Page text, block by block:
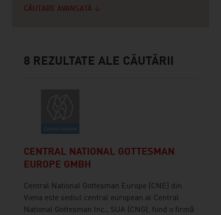
CĂUTARE AVANSATĂ
8 REZULTATE ALE CĂUTĂRII
CENTRAL NATIONAL GOTTESMAN
EUROPE GMBH
Central National Gottesman Europe (CNE) din
Viena este sediul central european al Central
National Gottesman Inc., SUA (CNG), fiind o firmă